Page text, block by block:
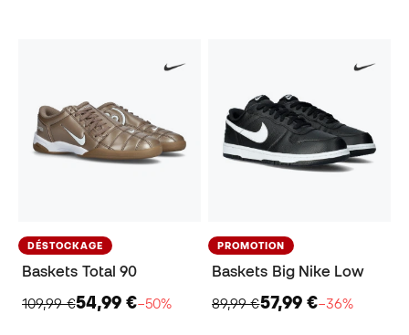
DÉSTOCKAGE
Baskets Total 90
109,99 €54,99 €−50%
PROMOTION
Baskets Big Nike Low
89,99 €57,99 €−36%